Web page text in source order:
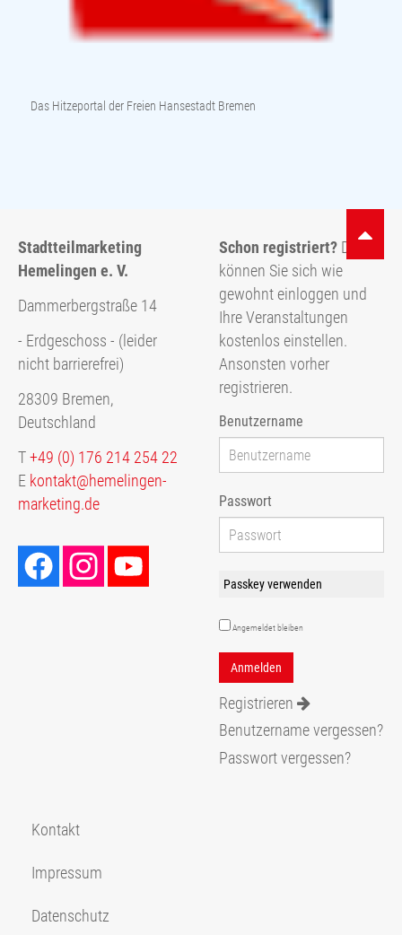
Das Hitzeportal der Freien Hansestadt Bremen
Stadtteilmarketing
Hemelingen e. V.
Dammerbergstraße 14
- Erdgeschoss - (leider
nicht barrierefrei)
28309 Bremen,
Deutschland
T +49 (0) 176 214 254 22
E kontakt@hemelingen-
marketing.de
Schon registriert? Dann
können Sie sich wie
gewohnt einloggen und
Ihre Veranstaltungen
kostenlos einstellen.
Ansonsten vorher
registrieren.
Benutzername
Passwort
Passkey verwenden
Angemeldet bleiben
Registrieren
Benutzername vergessen?
Passwort vergessen?
Kontakt
Impressum
Datenschutz